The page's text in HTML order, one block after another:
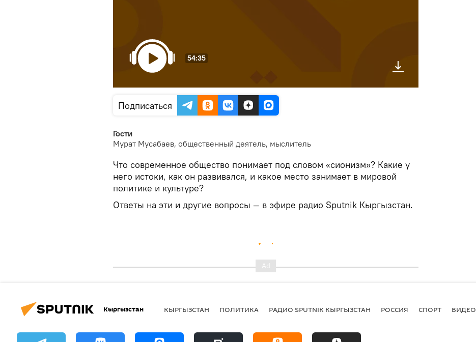
54:35
Подписаться
Гости
Мурат Мусабаев, общественный деятель, мыслитель
Что современное общество понимает под словом «сионизм»? Какие у
него истоки, как он развивался, и какое место занимает в мировой
политике и культуре?
Ответы на эти и другие вопросы — в эфире радио Sputnik Кыргызстан.
Кыргызстан КЫРГЫЗСТАН ПОЛИТИКА РАДИО SPUTNIK КЫРГЫЗСТАН РОССИЯ СПОРТ ВИДЕО